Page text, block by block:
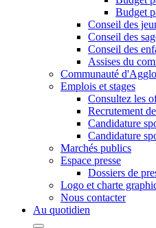
Budget
Conseil des
Conseil des
Conseil des
Assises du
Communauté
Emplois et stages
Consultez les
Recrutement
Candidature
Candidature
Marchés publics
Espace presse
Dossiers de
Logo et charte
Nous contacter
Au quotidien